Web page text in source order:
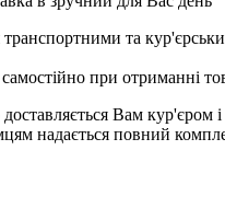
та
при отриманні
Вам кур'єром
надається повний